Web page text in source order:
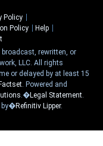
Policy
Policy
Help
rewritten, or
LLC. All rights
or delayed by at least 15
Factset. Powered and
.�Legal Statement.
by�Refinitiv Lipper.